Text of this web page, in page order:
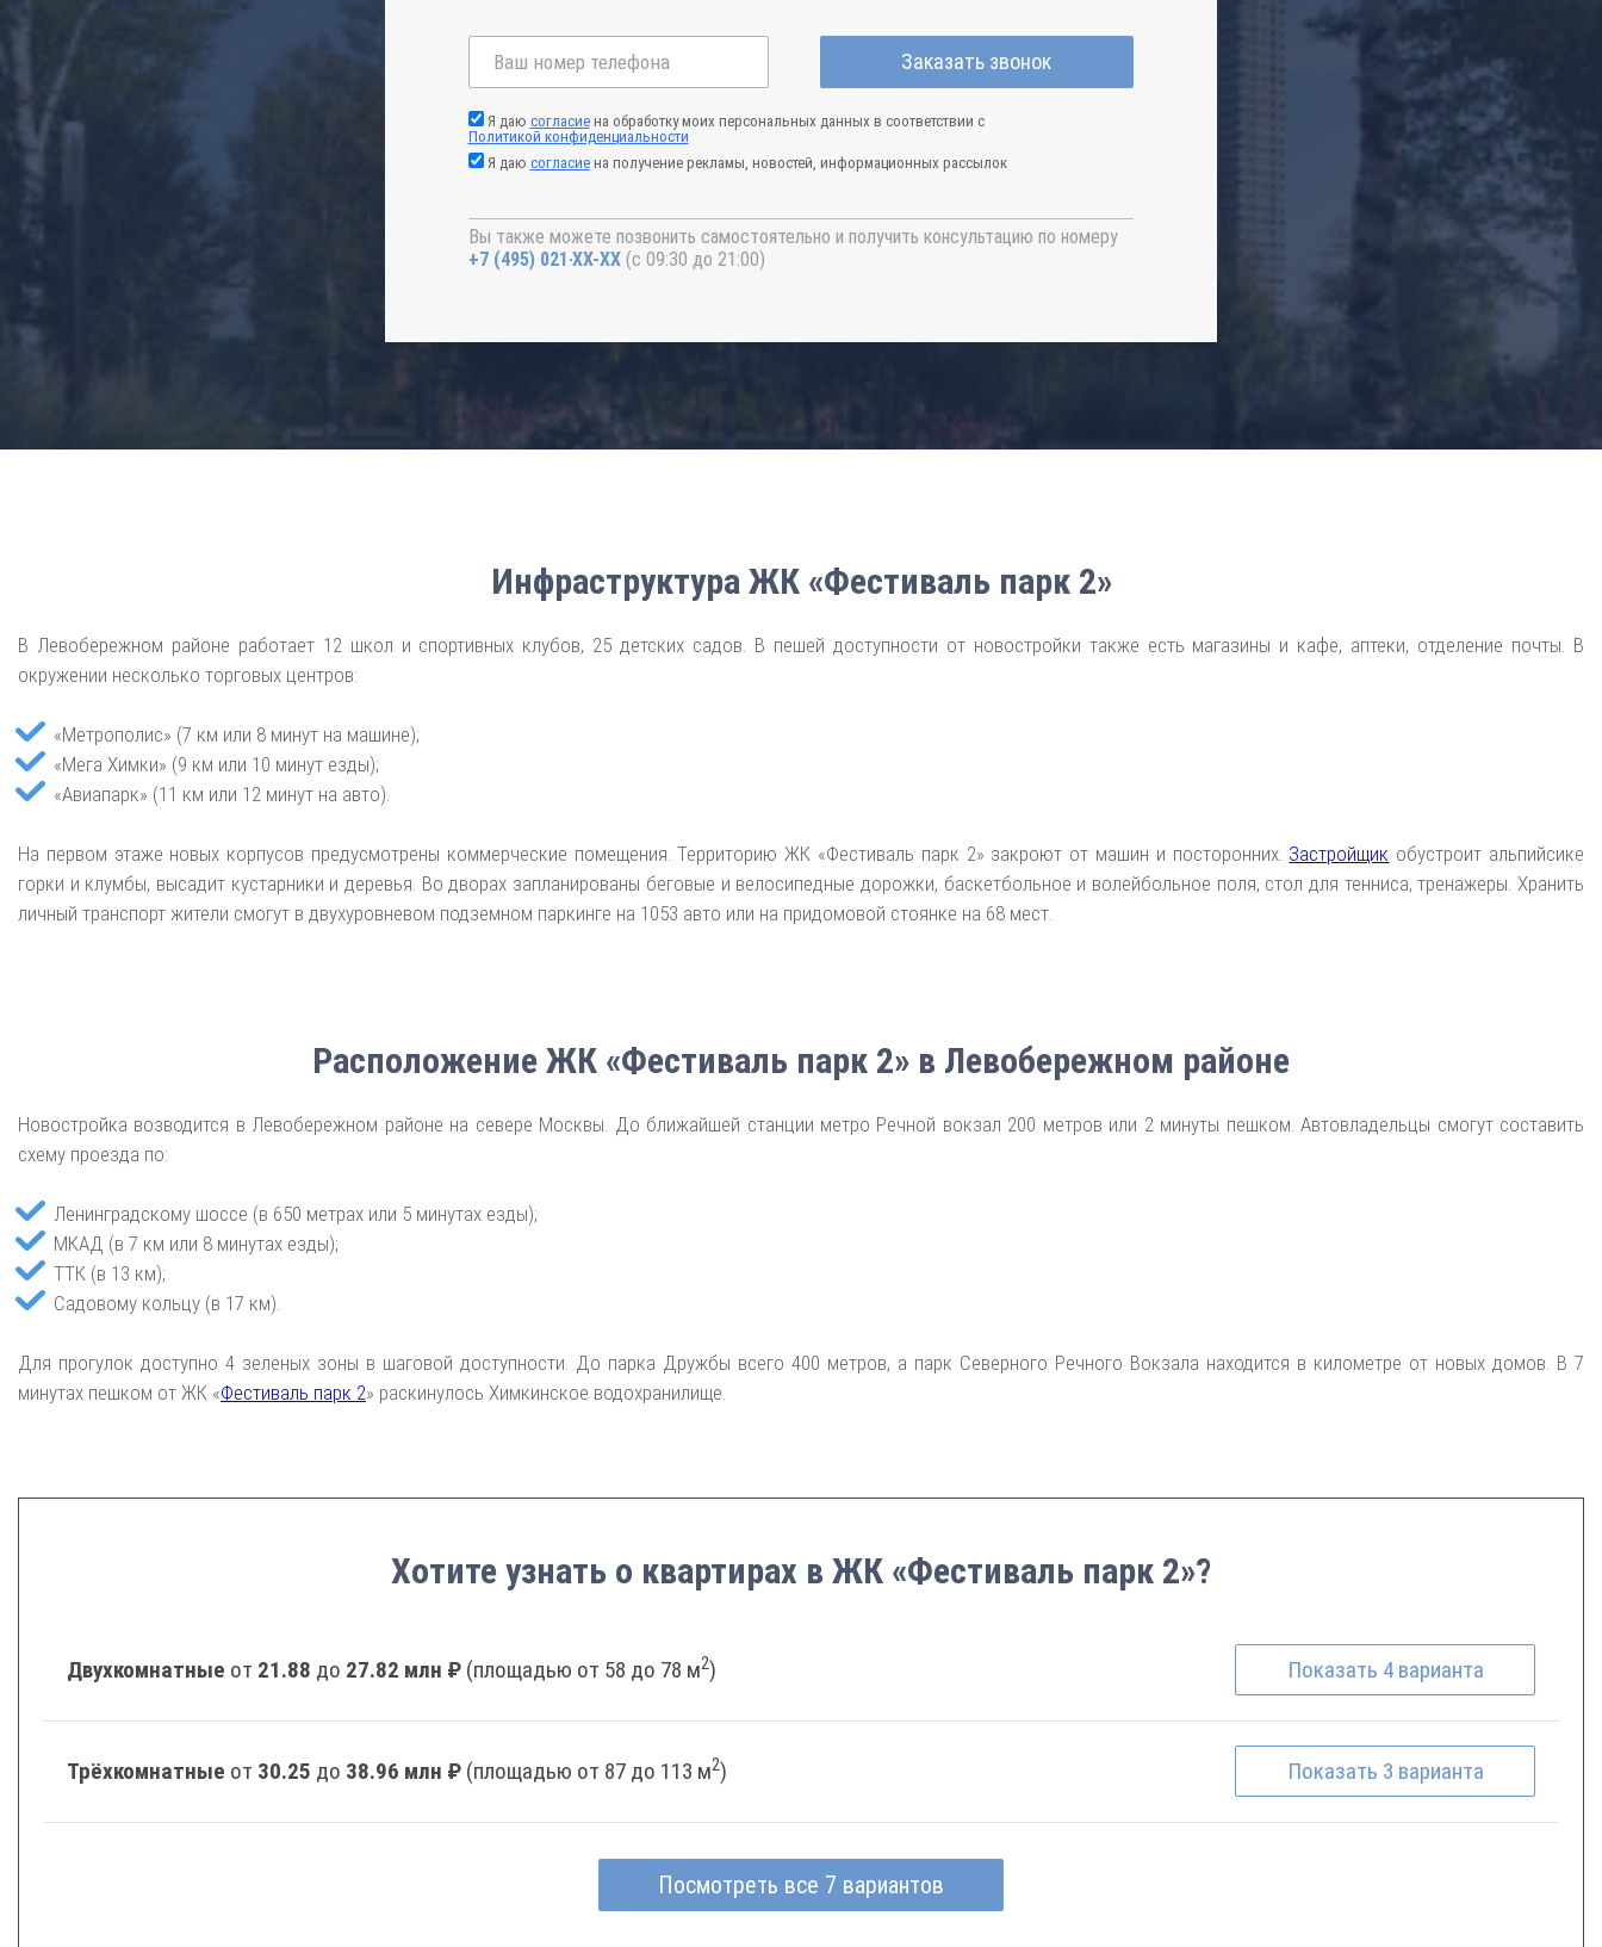
Заказать звонок
Я даю согласиена обработку моих персональных данных в соответствии с
Политикой конфиденциальности
Я даю согласиена получение рекламы, новостей, информационных рассылок
Вы также можете позвонить самостоятельно и получить консультацию по номеру
+7 (495) 021-41-76 (с 09:30 до 21:00)
Инфраструктура ЖК «Фестиваль парк 2»
В Левобережном районе работает 12 школ и спортивных клубов, 25 детских садов. В пешей доступности от новостройки также есть магазины и кафе, аптеки, отделение почты. В
окружении несколько торговых центров:
«Метрополис» (7 км или 8 минут на машине);
«Мега Химки» (9 км или 10 минут езды);
«Авиапарк» (11 км или 12 минут на авто).
На первом этаже новых корпусов предусмотрены коммерческие помещения. Территорию ЖК «Фестиваль парк 2» закроют от машин и посторонних. Застройщик обустроит альпийсике
горки и клумбы, высадит кустарники и деревья. Во дворах запланированы беговые и велосипедные дорожки, баскетбольное и волейбольное поля, стол для тенниса, тренажеры. Хранить
личный транспорт жители смогут в двухуровневом подземном паркинге на 1053 авто или на придомовой стоянке на 68 мест.
Расположение ЖК «Фестиваль парк 2» в Левобережном районе
Новостройка возводится в Левобережном районе на севере Москвы. До ближайшей станции метро Речной вокзал 200 метров или 2 минуты пешком. Автовладельцы смогут составить
схему проезда по:
Ленинградскому шоссе (в 650 метрах или 5 минутах езды);
МКАД (в 7 км или 8 минутах езды);
ТТК (в 13 км);
Садовому кольцу (в 17 км).
Для прогулок доступно 4 зеленых зоны в шаговой доступности. До парка Дружбы всего 400 метров, а парк Северного Речного Вокзала находится в километре от новых домов. В 7
минутах пешком от ЖК «Фестиваль парк 2» раскинулось Химкинское водохранилище.
Хотите узнать о квартирах в ЖК «Фестиваль парк 2»?
Двухкомнатные от 21.88 до 27.82 млн ₽ (площадью от 58 до 78 м2) Показать 4 варианта
Трёхкомнатные от 30.25 до 38.96 млн ₽ (площадью от 87 до 113 м2) Показать 3 варианта
Посмотреть все 7 вариантов